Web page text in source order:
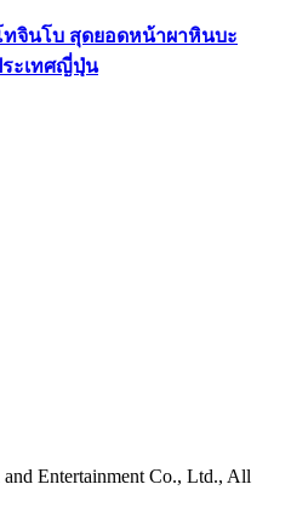
ทจินโบ สุดยอดหน้าผาหินบะ
ะเทศญี่ปุ่น
Entertainment Co., Ltd., All